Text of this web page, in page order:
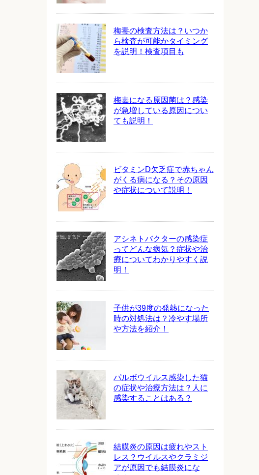
梅毒の検査方法は？いつか
ら検査が可能かタイミング
を説明！検査項目も
梅毒になる原因菌は？感染
が急増している原因につい
ても説明！
ビタミンD欠乏症で赤ちゃん
がくる病になる？その原因
や症状について説明！
アシネトバクターの感染症
ってどんな病気？症状や治
療についてわかりやすく説
明！
子供が39度の発熱になった
時の対処法は？冷やす場所
や方法を紹介！
パルボウイルス感染した猫
の症状や治療方法は？人に
感染することはある？
結膜炎の原因は疲れやスト
レス？ウイルスやクラミジ
アが原因でも結膜炎にな